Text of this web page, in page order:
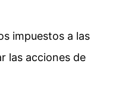
impuestos a las
las acciones de